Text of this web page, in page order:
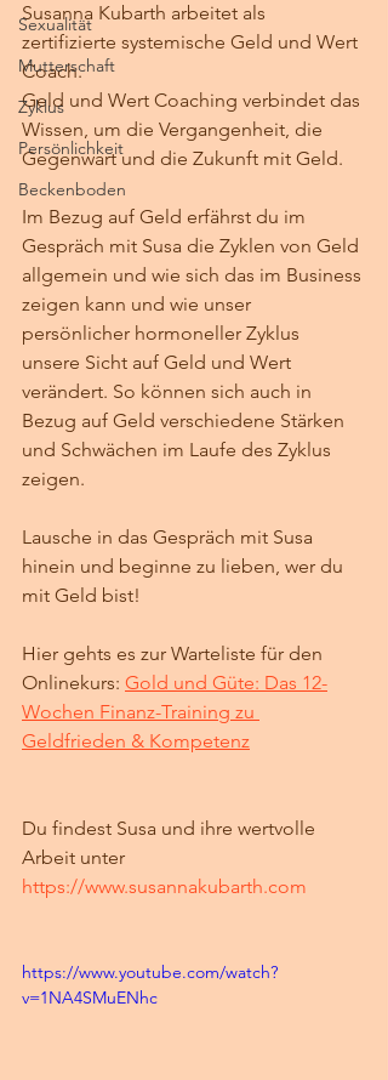
Sexualität
Mutterschaft
Zyklus
Persönlichkeit
Beckenboden
Susanna Kubarth arbeitet als
zertifizierte systemische Geld und Wert
Coach.
Geld und Wert Coaching verbindet das
Wissen, um die Vergangenheit, die
Gegenwart und die Zukunft mit Geld.
Im Bezug auf Geld erfährst du im
Gespräch mit Susa die Zyklen von Geld
allgemein und wie sich das im Business
zeigen kann und wie unser
persönlicher hormoneller Zyklus
unsere Sicht auf Geld und Wert
verändert. So können sich auch in
Bezug auf Geld verschiedene Stärken
und Schwächen im Laufe des Zyklus
zeigen.
Lausche in das Gespräch mit Susa
hinein und beginne zu lieben, wer du
mit Geld bist!
Hier gehts es zur Warteliste für den
Onlinekurs: Gold und Güte: Das 12-
Wochen Finanz-Training zu
Geldfrieden & Kompetenz
Du findest Susa und ihre wertvolle
Arbeit unter
https://www.susannakubarth.com
https://www.youtube.com/watch?
v=1NA4SMuENhc